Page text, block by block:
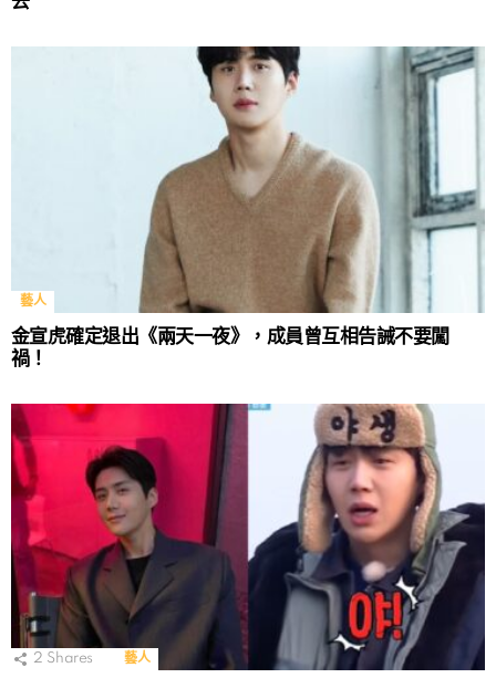
藝人
金宣虎確定退出《兩天一夜》，成員曾互相告誡不要闖
禍！
2 Shares 藝人